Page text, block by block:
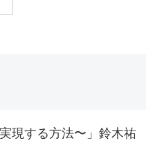
現する方法〜」鈴木祐